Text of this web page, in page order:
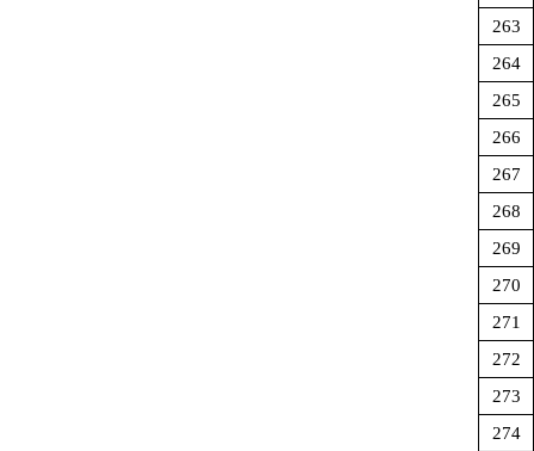
263
264
265
266
267
268
269
270
271
272
273
274